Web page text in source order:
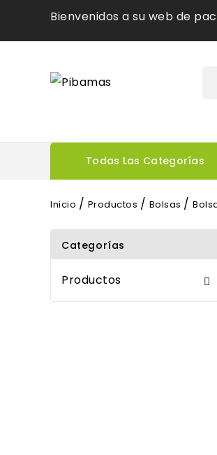
Bienvenidos a su web de
Todas Las Categorías
Inicio Productos Bolsas
Categorías
Productos 